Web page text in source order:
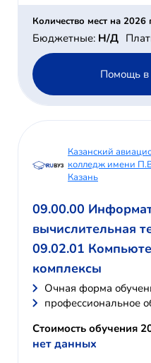
Количество мест на 2026
Бюджетные: Н/Д
Помощь в
Казанский
колледж имени
Казань
09.00.00
вычислительная
09.02.01
комплексы
Очная форма
профессиональное
Стоимость обучения
нет данных